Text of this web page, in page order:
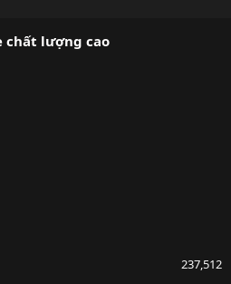
chất lượng cao
237,512